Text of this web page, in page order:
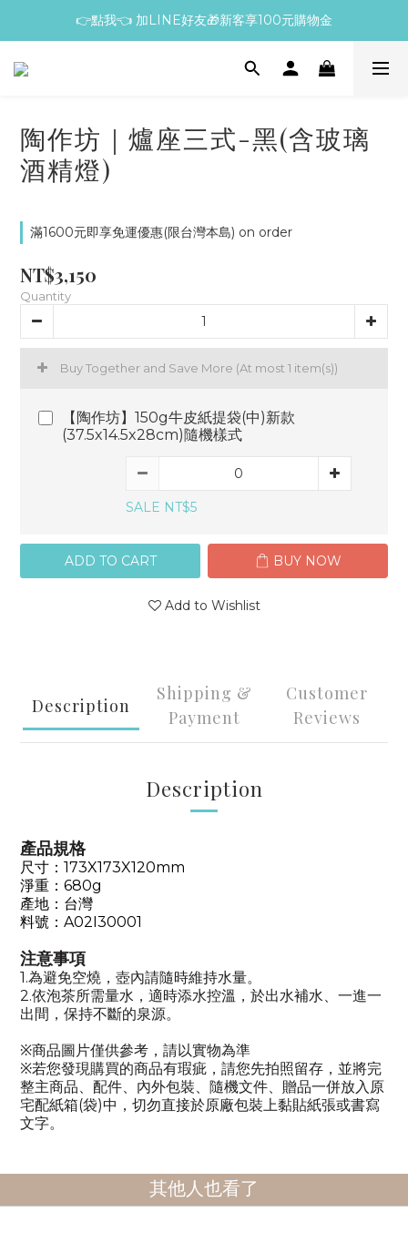
👉點我👈 加LINE好友🎁新客享100元購物金
陶作坊｜爐座三式-黑(含玻璃
酒精燈)
滿1600元即享免運優惠(限台灣本島) on order
NT$3,150
Quantity
Buy Together and Save More (At most 1 item(s))
【陶作坊】150g牛皮紙提袋(中)新款
(37.5x14.5x28cm)隨機樣式
SALE NT$5
ADD TO CART BUY NOW
Add to Wishlist
Description
Shipping &
Payment
Customer
Reviews
Description
產品規格
尺寸： 173X173X120mm
淨重： 680g
產地：台灣
料號： A02I30001
注意事項
1.為避免空燒，壺內請隨時維持水量。
2.依泡茶所需量水，適時添水控溫，於出水補水、一進一
出間，保持不斷的泉源。
※商品圖片僅供參考，請以實物為準
※若您發現購買的商品有瑕疵，請您先拍照留存，並將完
整主商品、配件、內外包裝、隨機文件、贈品一併放入原
宅配紙箱(袋)中，切勿直接於原廠包裝上黏貼紙張或書寫
文字。
其他人也看了